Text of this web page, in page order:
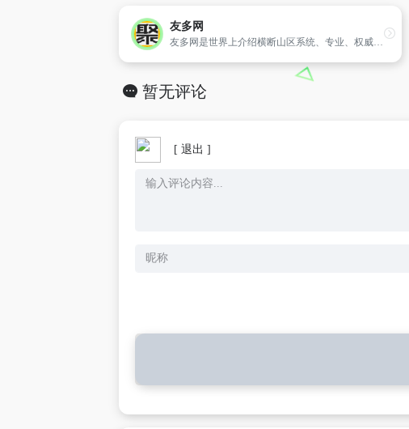
友多网
友多网是世界上介绍横断山区系统、专业、权威的网站,内容包括中国西部的甘孜州、阿坝州、大凉山、滇西北、藏东南等地的旅游、地理、文化资讯。
暂无评论
[ 退出 ]